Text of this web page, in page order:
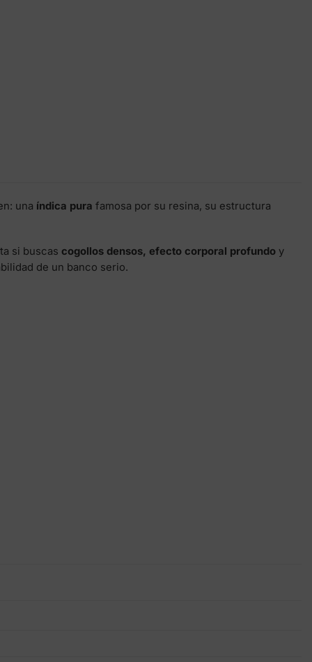
una índica pura famosa por su resina, su estructura
si buscas cogollos densos, efecto corporal profundo y
de un banco serio.